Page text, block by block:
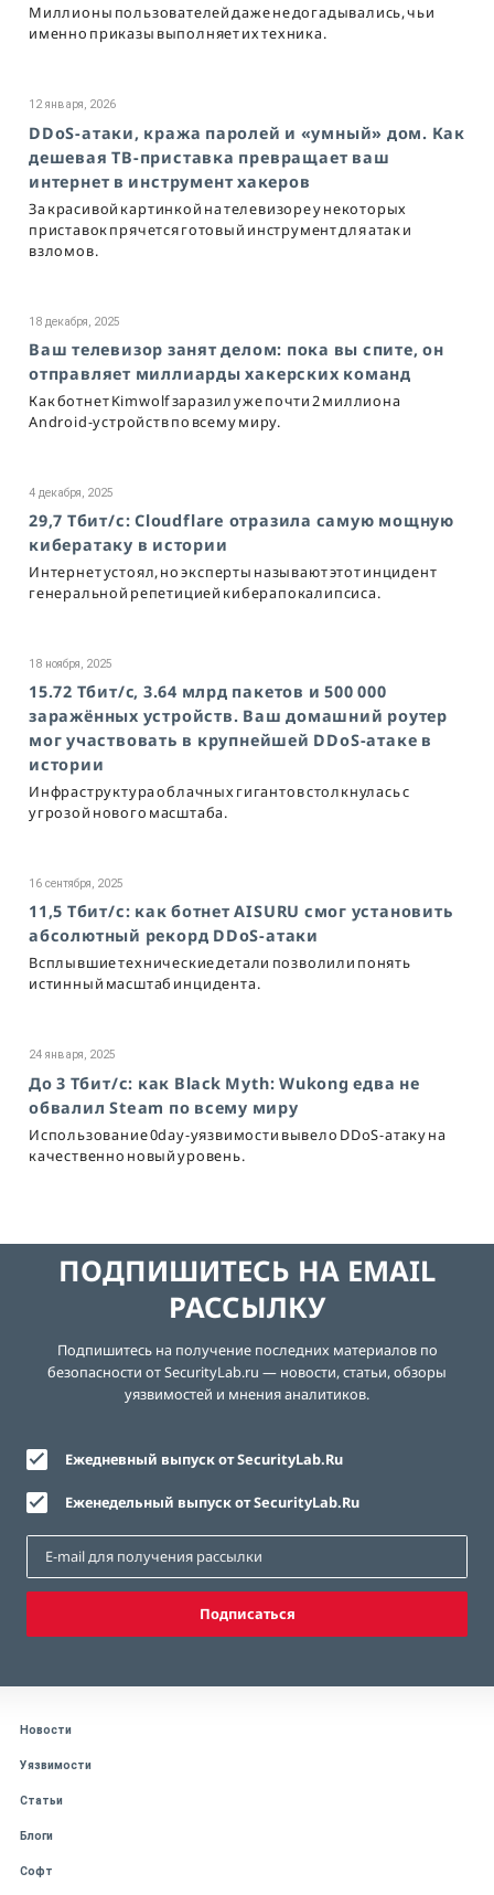
Миллионы пользователей даже не догадывались, чьи
именно приказы выполняет их техника.
12 января, 2026
DDoS-атаки, кража паролей и «умный» дом. Как
дешевая ТВ-приставка превращает ваш
интернет в инструмент хакеров
За красивой картинкой на телевизоре у некоторых
приставок прячется готовый инструмент для атак и
взломов.
18 декабря, 2025
Ваш телевизор занят делом: пока вы спите, он
отправляет миллиарды хакерских команд
Как ботнет Kimwolf заразил уже почти 2 миллиона
Android-устройств по всему миру.
4 декабря, 2025
29,7 Тбит/с: Cloudflare отразила самую мощную
кибератаку в истории
Интернет устоял, но эксперты называют этот инцидент
генеральной репетицией киберапокалипсиса.
18 ноября, 2025
15.72 Тбит/c, 3.64 млрд пакетов и 500 000
заражённых устройств. Ваш домашний роутер
мог участвовать в крупнейшей DDoS-атаке в
истории
Инфраструктура облачных гигантов столкнулась с
угрозой нового масштаба.
16 сентября, 2025
11,5 Тбит/с: как ботнет AISURU смог установить
абсолютный рекорд DDoS-атаки
Всплывшие технические детали позволили понять
истинный масштаб инцидента.
24 января, 2025
До 3 Тбит/с: как Black Myth: Wukong едва не
обвалил Steam по всему миру
Использование 0day-уязвимости вывело DDoS-атаку на
качественно новый уровень.
ПОДПИШИТЕСЬ НА EMAIL
РАССЫЛКУ
Подпишитесь на получение последних материалов по
безопасности от SecurityLab.ru — новости, статьи, обзоры
уязвимостей и мнения аналитиков.
Ежедневный выпуск от SecurityLab.Ru
Еженедельный выпуск от SecurityLab.Ru
Подписаться
Новости
Уязвимости
Статьи
Блоги
Софт